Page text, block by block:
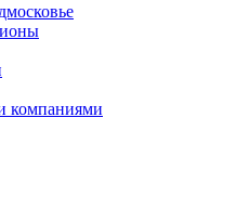
компаниями